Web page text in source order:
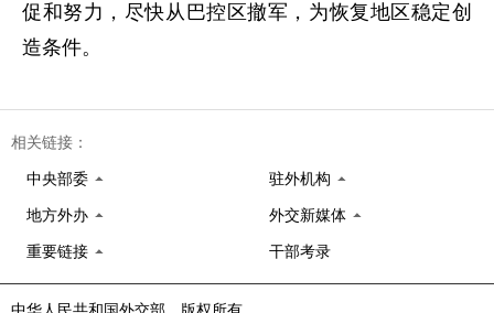
促和努力，尽快从巴控区撤军，为恢复地区稳定创
造条件。
相关链接：
中央部委 驻外机构
地方外办 外交新媒体
重要链接 干部考录